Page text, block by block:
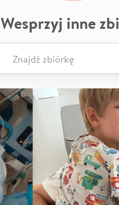
Wesprzyj inne